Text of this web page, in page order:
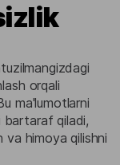
orqali
ma'lumotlarni
bartaraf qiladi,
himoya qilishni